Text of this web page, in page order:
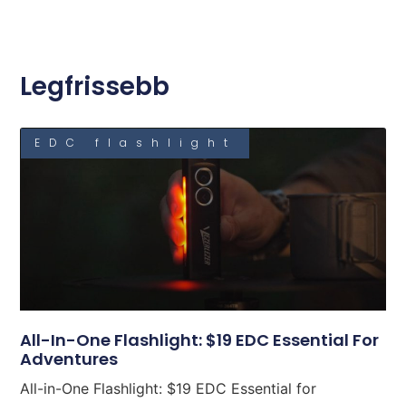
Legfrissebb
EDC flashlight
All-In-One Flashlight: $19 EDC Essential For
Adventures
All-in-One Flashlight: $19 EDC Essential for